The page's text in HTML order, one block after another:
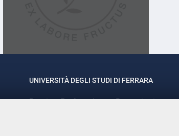
UNIVERSITÀ DEGLI STUDI DI FERRARA
Rettrice: Prof.ssa Laura Ramaciotti